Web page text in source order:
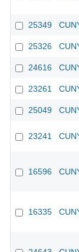
25349
25326
24616
23261
25049
23241
16596
16335